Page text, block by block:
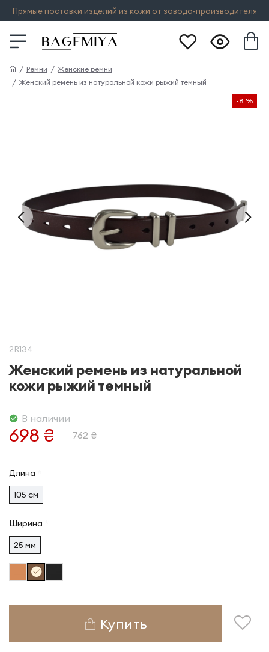
Прямые поставки изделий из кожи от завода-производителя
Ремни
Женские ремни
Женский ремень из натуральной кожи рыжий темный
-8 %
2R134
Женский ремень из натуральной
кожи рыжий темный
698 ₴ 762 ₴
В наличии
Длина
105 см
Ширина
25 мм
Купить